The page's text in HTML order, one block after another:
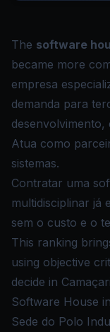
The software
became more
empresa
demanda para
desenvolvimento,
Atua como
sistemas.
Contratar uma
multidisciplinar já
sem o custo e o
This ranking
using objective
decide in
Software House
Sede do Polo